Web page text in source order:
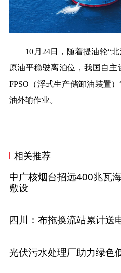
10月24日，随着提油轮“北
原油平稳驶离泊位，我国自
FPSO（浮式生产储卸油装置
油外输作业。
相关推荐
中广核烟台招远400兆瓦
敷设
四川：布拖换流站累计送
光伏污水处理厂助力绿色